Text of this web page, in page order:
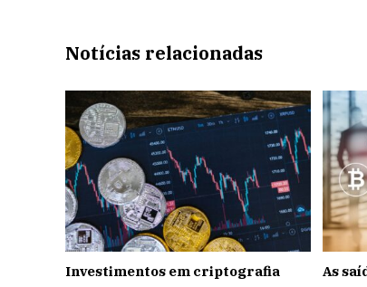
Notícias relacionadas
Investimentos em criptografia
As